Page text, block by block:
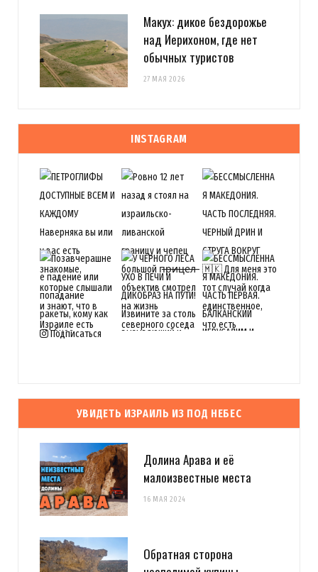
Макух: дикое бездорожье
над Иерихоном, где нет
обычных туристов
27 МАЯ 2026
INSTAGRAM
Подписаться
УВИДЕТЬ ИЗРАИЛЬ ИЗ ПОД НЕБЕС
Долина Арава и её
малоизвестные места
16 МАЯ 2024
Обратная сторона